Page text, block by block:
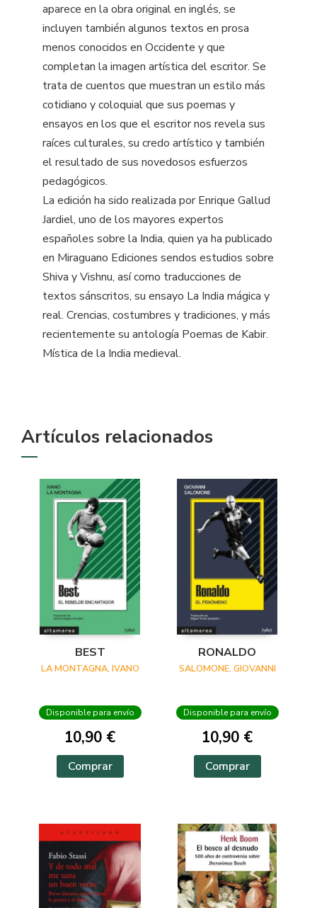
aparece en la obra original en inglés, se
incluyen también algunos textos en prosa
menos conocidos en Occidente y que
completan la imagen artística del escritor. Se
trata de cuentos que muestran un estilo más
cotidiano y coloquial que sus poemas y
ensayos en los que el escritor nos revela sus
raíces culturales, su credo artístico y también
el resultado de sus novedosos esfuerzos
pedagógicos.
La edición ha sido realizada por Enrique Gallud
Jardiel, uno de los mayores expertos
españoles sobre la India, quien ya ha publicado
en Miraguano Ediciones sendos estudios sobre
Shiva y Vishnu, así como traducciones de
textos sánscritos, su ensayo La India mágica y
real. Crencias, costumbres y tradiciones, y más
recientemente su antología Poemas de Kabir.
Mística de la India medieval.
Artículos relacionados
BEST
LA MONTAGNA, IVANO
Disponible para envío
10,90 €
Comprar
RONALDO
SALOMONE, GIOVANNI
Disponible para envío
10,90 €
Comprar